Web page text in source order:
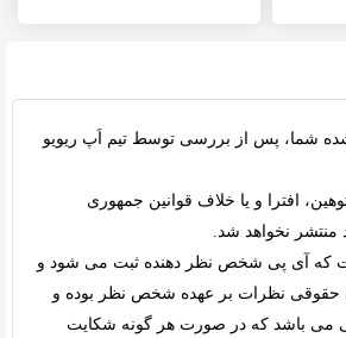
شده شما، پس از بررسی توسط تیم اَپ ریویو
افترا و یا خلاف قوانین جمهوری
منتشر نخواهد شد.
که آی پی شخص نظر دهنده ثبت می شود و
حقوقی نظرات بر عهده شخص نظر بوده و
می باشد که در صورت هر گونه شکایت